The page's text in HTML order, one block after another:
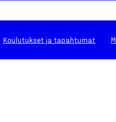
Koulutukset ja tapahtumat